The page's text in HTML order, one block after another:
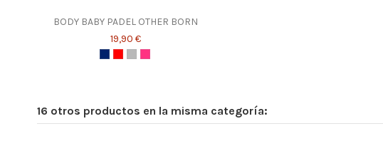
BODY BABY PADEL OTHER BORN
19,90 €
16 otros productos en la misma categoría: